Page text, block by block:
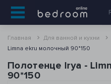
Главная Для ванной и кухни
Limna ekru молочный 90*150
Полотенце Irya -
90*150